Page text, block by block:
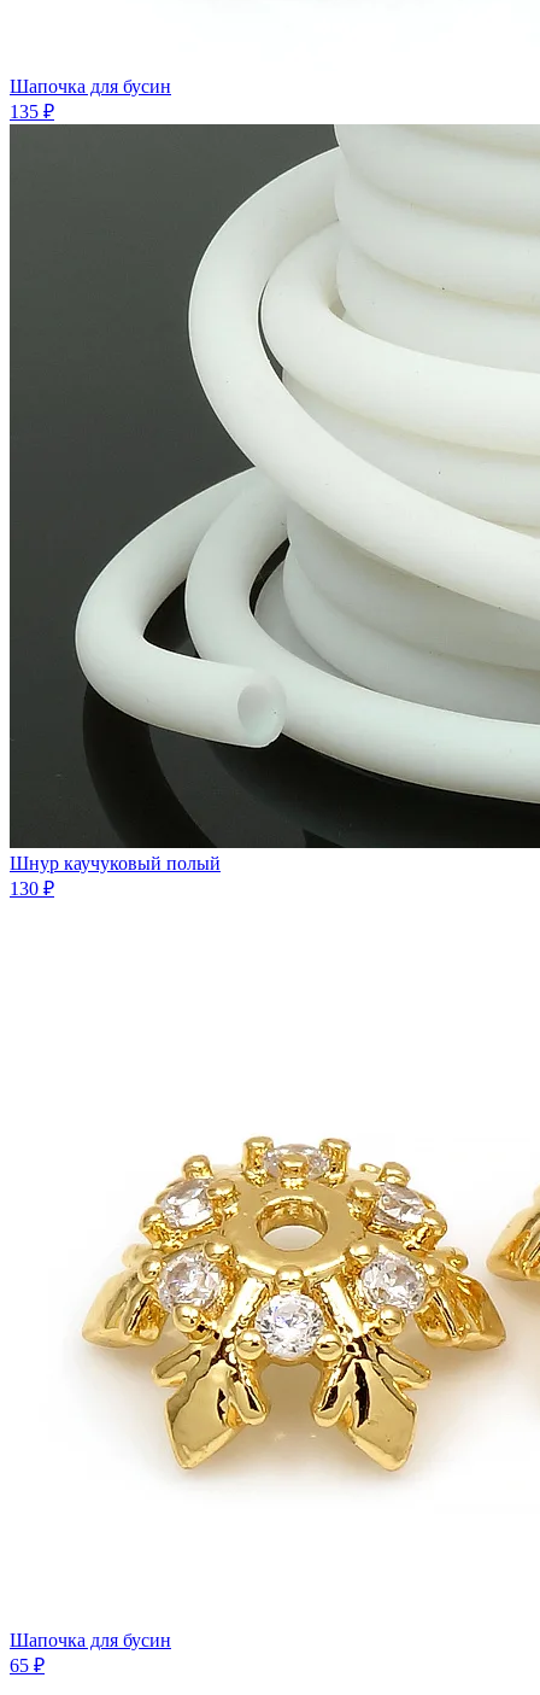
Шапочка для бусин
135 ₽
Шнур каучуковый полый
130 ₽
Шапочка для бусин
65 ₽